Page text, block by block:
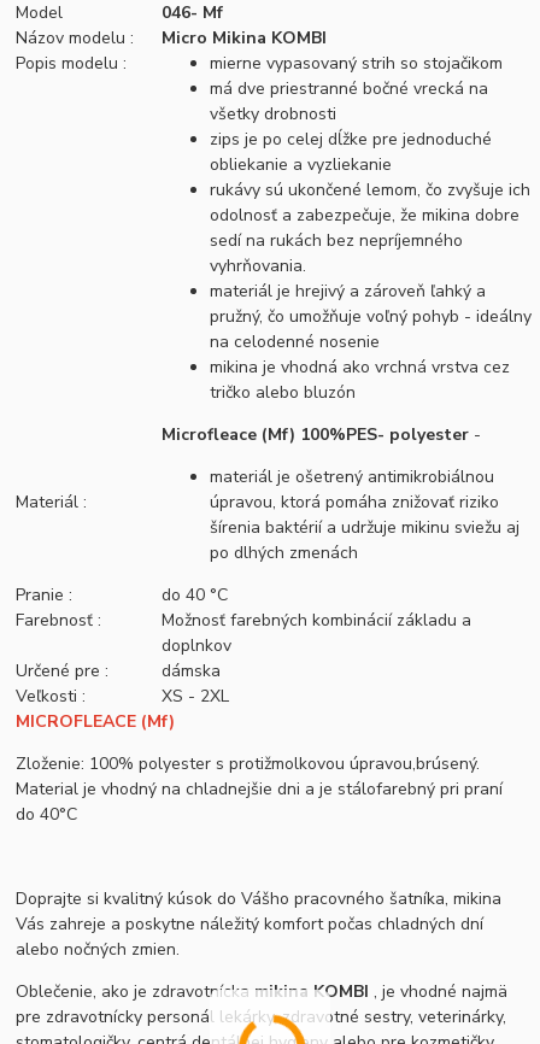
Model
046- Mf
Názov modelu :
Micro Mikina KOMBI
Popis modelu :
mierne vypasovaný strih so stojačikom
má dve priestranné bočné vrecká na
všetky drobnosti
zips je po celej dĺžke pre jednoduché
obliekanie a vyzliekanie
rukávy sú ukončené lemom, čo zvyšuje ich
odolnosť a zabezpečuje, že mikina dobre
sedí na rukách bez nepríjemného
vyhrňovania.
materiál je hrejivý a zároveň ľahký a
pružný, čo umožňuje voľný pohyb - ideálny
na celodenné nosenie
mikina je vhodná ako vrchná vrstva cez
tričko alebo bluzón
Materiál :
Microfleace (Mf) 100%PES- polyester -
materiál je ošetrený antimikrobiálnou
úpravou, ktorá pomáha znižovať riziko
šírenia baktérií a udržuje mikinu sviežu aj
po dlhých zmenách
Pranie :
do 40 °C
Farebnosť :
Možnosť farebných kombinácií základu a
doplnkov
Určené pre :
dámska
Veľkosti :
XS - 2XL
MICROFLEACE (Mf)
Zloženie: 100% polyester s protižmolkovou úpravou,brúsený.
Material je vhodný na chladnejšie dni a je stálofarebný pri praní
do 40°C
Doprajte si kvalitný kúsok do Vášho pracovného šatníka, mikina
Vás zahreje a poskytne náležitý komfort počas chladných dní
alebo nočných zmien.
Oblečenie, ako je zdravotnícka mikina KOMBI , je vhodné najmä
pre zdravotnícky personál lekárky, zdravotné sestry, veterinárky,